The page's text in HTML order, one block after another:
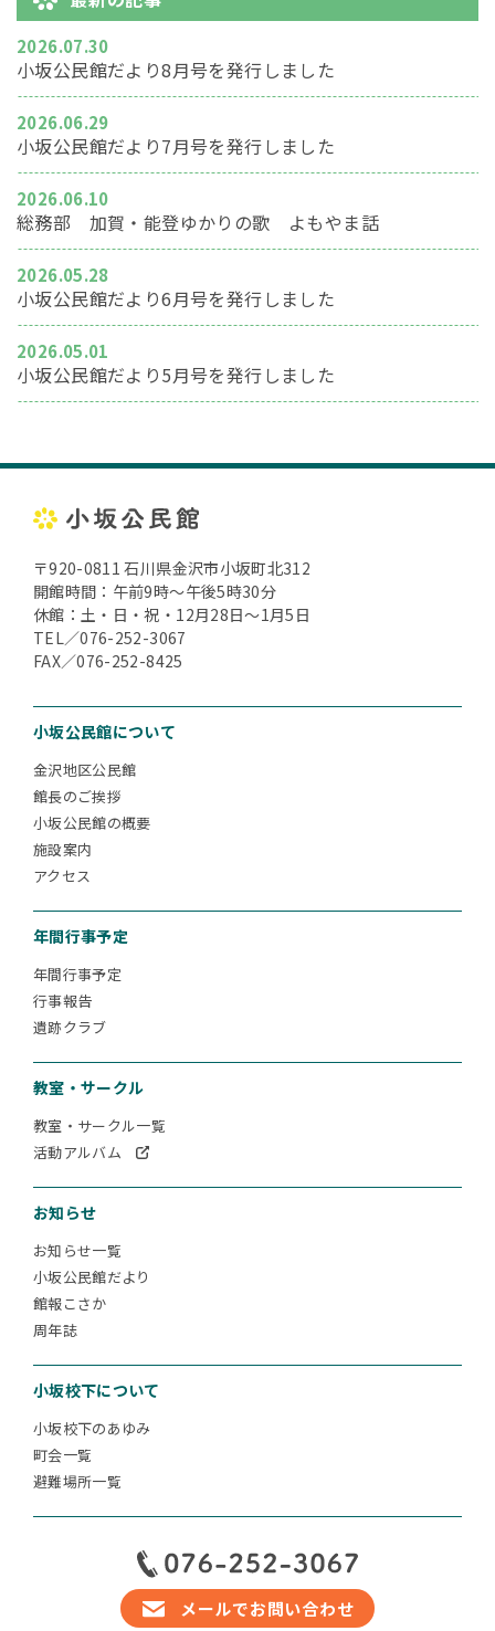
2026.07.30
小坂公民館だより8月号を発行しました
2026.06.29
小坂公民館だより7月号を発行しました
2026.06.10
総務部 加賀・能登ゆかりの歌 よもやま話
2026.05.28
小坂公民館だより6月号を発行しました
2026.05.01
小坂公民館だより5月号を発行しました
〒920-0811 石川県金沢市小坂町北312
開館時間：午前9時～午後5時30分
休館：土・日・祝・12月28日～1月5日
TEL／076-252-3067
FAX／076-252-8425
小坂公民館について
金沢地区公民館
館長のご挨拶
小坂公民館の概要
施設案内
アクセス
年間行事予定
年間行事予定
行事報告
遺跡クラブ
教室・サークル
教室・サークル一覧
活動アルバム
お知らせ
お知らせ一覧
小坂公民館だより
館報こさか
周年誌
小坂校下について
小坂校下のあゆみ
町会一覧
避難場所一覧
メールでお問い合わせ